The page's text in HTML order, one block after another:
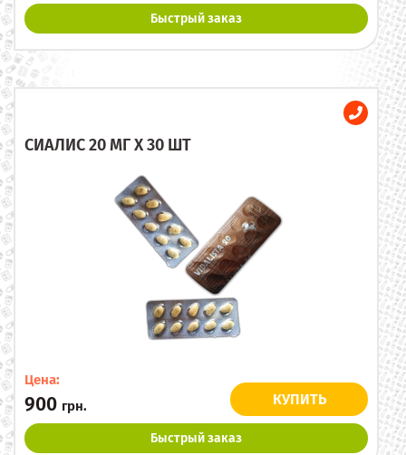
Быстрый заказ
СИАЛИС 20 МГ X 30 ШТ
Цена:
900 грн. КУПИТЬ
Быстрый заказ